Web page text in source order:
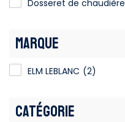
Dosseret de chaudière
MARQUE
ELM LEBLANC (2)
CATÉGORIE